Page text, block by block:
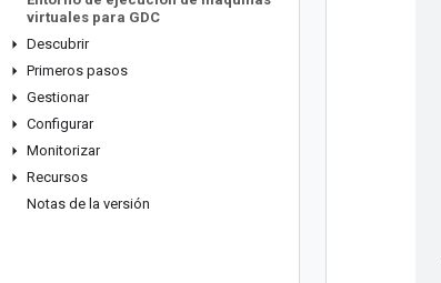
virtuales para GDC
Descubrir
Primeros pasos
Gestionar
Configurar
Monitorizar
Recursos
Notas de la versión